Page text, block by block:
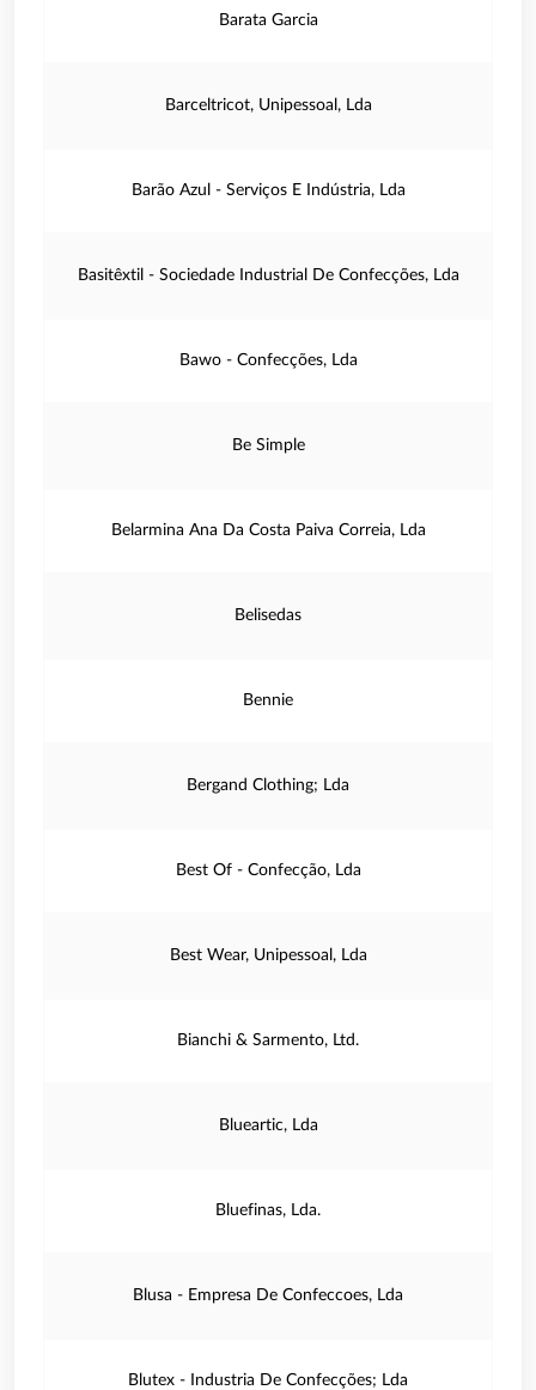
Barata Garcia
Barceltricot, Unipessoal, Lda
Barão Azul - Serviços E Indústria, Lda
Basitêxtil - Sociedade Industrial De Confecções, Lda
Bawo - Confecções, Lda
Be Simple
Belarmina Ana Da Costa Paiva Correia, Lda
Belisedas
Bennie
Bergand Clothing; Lda
Best Of - Confecção, Lda
Best Wear, Unipessoal, Lda
Bianchi & Sarmento, Ltd.
Blueartic, Lda
Bluefinas, Lda.
Blusa - Empresa De Confeccoes, Lda
Blutex - Industria De Confecções; Lda